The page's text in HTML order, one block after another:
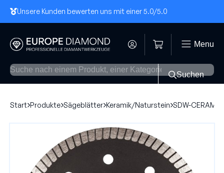
Unsere Kunden bewerten uns mit einer 5.0/5.0
Suchen
Menu
Start Produkte Sägeblätter Keramik/Naturstein SDW-